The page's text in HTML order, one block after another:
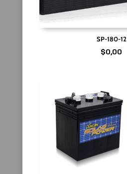
SP-180-12
$0,00